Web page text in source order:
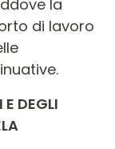
la
di lavoro
DEGLI